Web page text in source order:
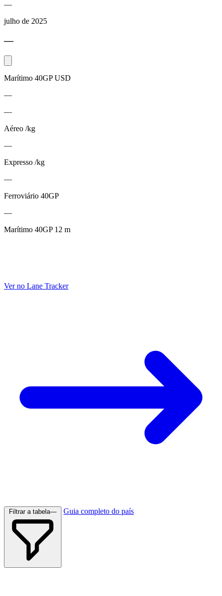
—
julho de 2025
—
Marítimo 40GP USD
—
—
Aéreo /kg
—
Expresso /kg
—
Ferroviário 40GP
—
Marítimo 40GP 12 m
Ver no Lane Tracker
Filtrar a tabela— Guia completo do país